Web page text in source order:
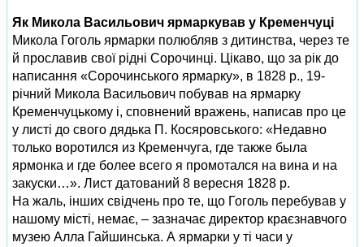
Як Микола Васильович ярмаркував у Кременчуці
Микола Гоголь ярмарки полюб­ляв з дитинства, через те
й прославив свої рідні Сорочинці. Цікаво, що за рік до
написання «Сорочинського ярмарку», в 1828 р., 19-
річний Микола Васильович побував на ярмарку
Кременчуцькому і, сповнений вражень, написав про це
у листі до свого дядька П. Косяровського: «Недавно
только воротился из Кременчуга, где также была
ярмонка и где более всего я промотался на вина и на
закуски…». Лист датований 8 вересня 1828 р.
На жаль, інших свідчень про те, що Гоголь перебував у
нашому місті, немає, – зазначає директор крає­знавчого
музею Алла Гайшинська. А ярмарки у ті часи у